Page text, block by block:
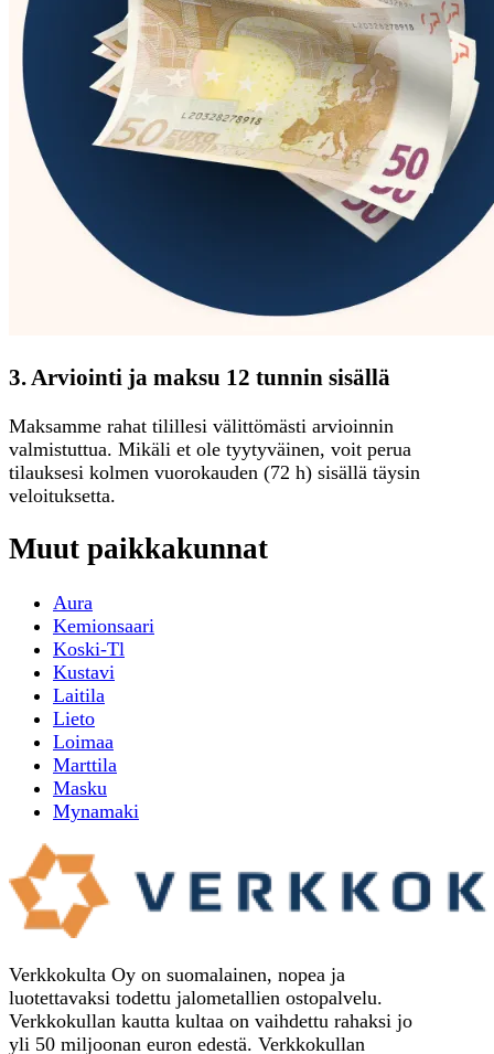
3. Arviointi ja maksu 12 tunnin sisällä
Maksamme rahat tilillesi välittömästi arvioinnin
valmistuttua. Mikäli et ole tyytyväinen, voit perua
tilauksesi kolmen vuorokauden (72 h) sisällä täysin
veloituksetta.
Muut paikkakunnat
Aura
Kemionsaari
Koski-Tl
Kustavi
Laitila
Lieto
Loimaa
Marttila
Masku
Mynamaki
Verkkokulta Oy on suomalainen, nopea ja
luotettavaksi todettu jalometallien ostopalvelu.
Verkkokullan kautta kultaa on vaihdettu rahaksi jo
yli 50 miljoonan euron edestä. Verkkokullan